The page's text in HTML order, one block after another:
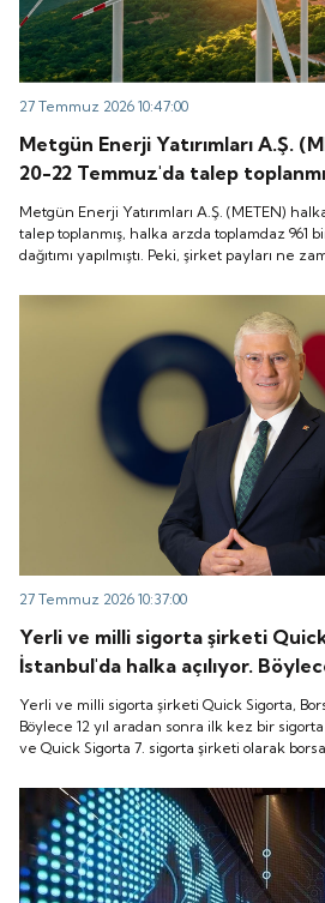
27 Temmuz 2026 10:47:00
Metgün Enerji Yatırımları A.Ş.
20-22 Temmuz'da talep
toplamdaz 961 bin 387
yapılmıştı. Peki, şirket payları
işlem görecek?
Metgün Enerji Yatırımları A.Ş. (METEN)
talep toplanmış, halka arzda toplamdaz 961
dağıtımı yapılmıştı. Peki, şirket payları ne
27 Temmuz 2026 10:37:00
Yerli ve milli sigorta şirketi
İstanbul'da halka açılıyor.
ilk kez bir sigorta şirketi halka
Quick Sigorta 7. sigorta şirketi
görecek.
Yerli ve milli sigorta şirketi Quick Sigorta,
Böylece 12 yıl aradan sonra ilk kez bir
ve Quick Sigorta 7. sigorta şirketi olarak